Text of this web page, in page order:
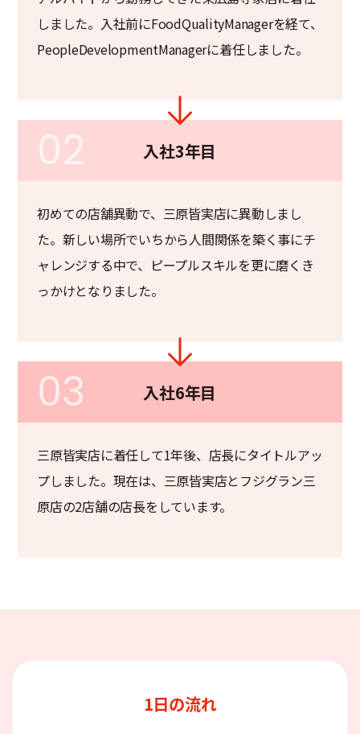
しました。入社前にFoodQualityManagerを経て、
PeopleDevelopmentManagerに着任しました。
02 入社3年目
初めての店舗異動で、三原皆実店に異動しまし
た。新しい場所でいちから人間関係を築く事にチ
ャレンジする中で、ピープルスキルを更に磨くき
っかけとなりました。
03 入社6年目
三原皆実店に着任して1年後、店長にタイトルアッ
プしました。現在は、三原皆実店とフジグラン三
原店の2店舗の店長をしています。
1日の流れ